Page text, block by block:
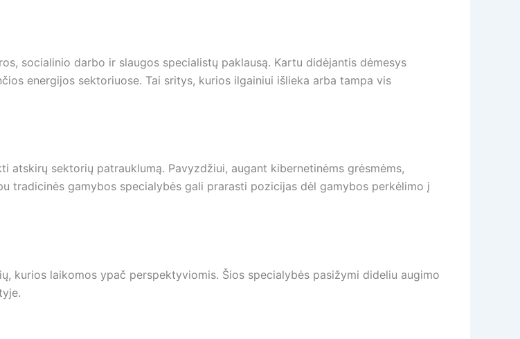
socialinio darbo ir slaugos specialistų paklausą. Kartu didėjantis dėmesys
energijos sektoriuose. Tai sritys, kurios ilgainiui išlieka arba tampa vis
sektorių patrauklumą. Pavyzdžiui, augant kibernetinėms grėsmėms,
tradicinės gamybos specialybės gali prarasti pozicijas dėl gamybos perkėlimo į
kurios laikomos ypač perspektyviomis. Šios specialybės pasižymi dideliu augimo